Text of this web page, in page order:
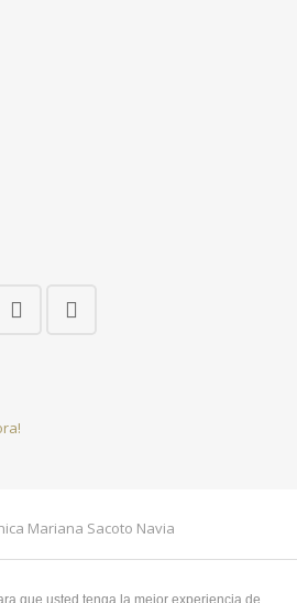
Mariana Sacoto Navia
que usted tenga la mejor experiencia de